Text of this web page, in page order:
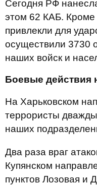
Сегодня РФ
этом 62 КАБ. Кроме
привлекли для
осуществили 3730
наших войск и
Боевые действия
На Харьковском
террористы
наших
Два раза враг
Купянском
пунктов Лозовая и